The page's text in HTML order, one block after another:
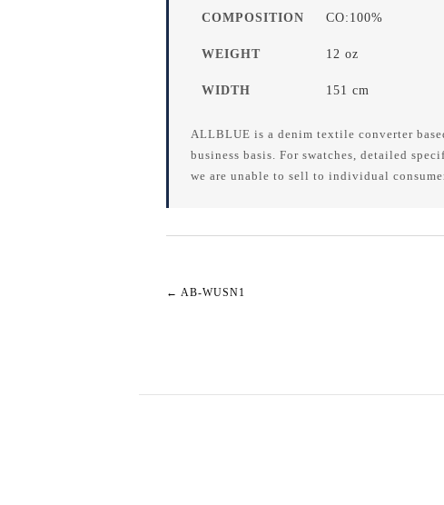
COMPOSITION CO:100%
WEIGHT 12 oz
WIDTH 151 cm
ALLBLUE is a denim textile converter
business basis. For swatches, detailed
we are unable to sell to individual
← AB-WUSN1